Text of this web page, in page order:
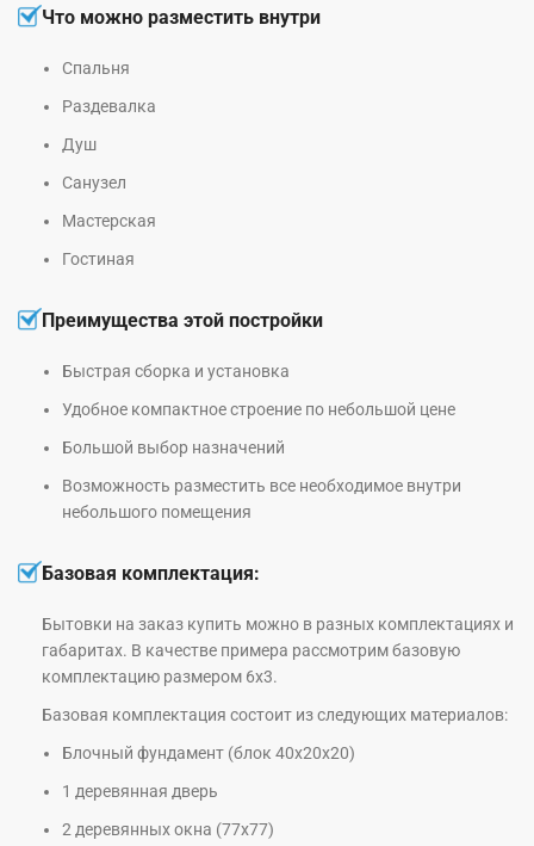
Что можно разместить внутри
Спальня
Раздевалка
Душ
Санузел
Мастерская
Гостиная
Преимущества этой постройки
Быстрая сборка и установка
Удобное компактное строение по небольшой цене
Большой выбор назначений
Возможность разместить все необходимое внутри
небольшого помещения
Базовая комплектация:
Бытовки на заказ купить можно в разных комплектациях и
габаритах. В качестве примера рассмотрим базовую
комплектацию размером 6х3.
Базовая комплектация состоит из следующих материалов:
Блочный фундамент (блок 40х20х20)
1 деревянная дверь
2 деревянных окна (77х77)